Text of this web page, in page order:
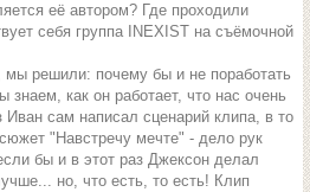
её автором? Где проходили
себя группа INEXIST на съёмочной
решили: почему бы и не поработать
как он работает, что нас очень
сам написал сценарий клипа, в то
"Навстречу мечте" - дело рук
бы и в этот раз Джексон делал
но, что есть, то есть! Клип